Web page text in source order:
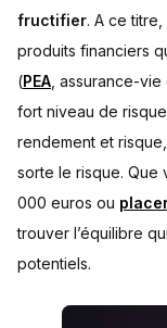
fructifier. A ce
produits financiers
(PEA , assurance-
fort niveau de
rendement et
sorte le risque.
000 euros ou
trouver l’équilibre
potentiels.